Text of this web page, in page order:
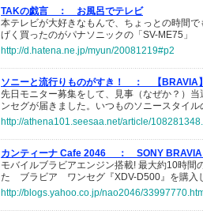
TAKの戯言 ：
お風呂でテレビ
本テレビが大好きなもんで、ちょっとの時間
げく買ったのがパナソニックの「SV-ME75」
http://d.hatena.ne.jp/myun/20081219#p2
ソニーと流行りものがすき！ ：
【
先日モニター募集をして、見事（なぜか？）
ンセグが届きました。いつものソニースタイル
http://athena101.seesaa.net/article/
カンティーナ Cafe 2046 ：
SONY
モバイルブラビアエンジン搭載! 最大約10時間
た ブラビア ワンセグ『XDV-D500』を購入
http://blogs.yahoo.co.jp/nao2046/